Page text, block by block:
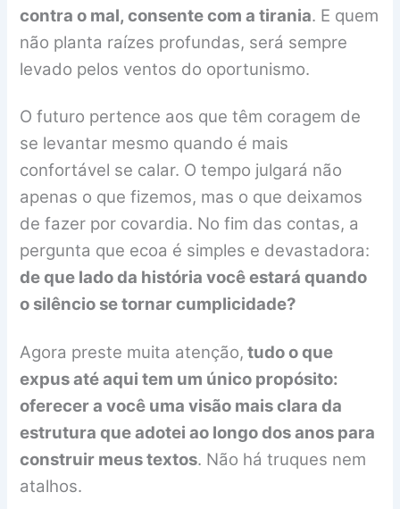
contra o mal, consente com a tirania. E quem
não planta raízes profundas, será sempre
levado pelos ventos do oportunismo.
O futuro pertence aos que têm coragem de
se levantar mesmo quando é mais
confortável se calar. O tempo julgará não
apenas o que fizemos, mas o que deixamos
de fazer por covardia. No fim das contas, a
pergunta que ecoa é simples e devastadora:
de que lado da história você estará quando
o silêncio se tornar cumplicidade?
Agora preste muita atenção, tudo o que
expus até aqui tem um único propósito:
oferecer a você uma visão mais clara da
estrutura que adotei ao longo dos anos para
construir meus textos. Não há truques nem
atalhos.